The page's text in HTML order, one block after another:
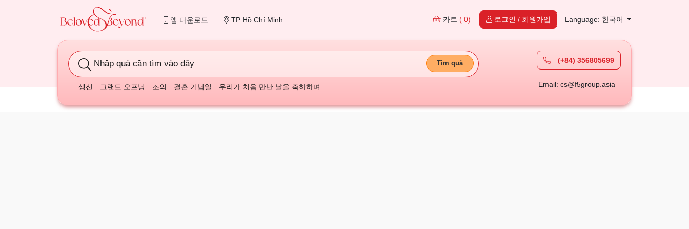
앱 다운로드 TP Hồ Chí Minh 카트 ( 0) 로그인 / 회원가입 Language: 한국어
Nhập quà cần tìm vào đây Tìm quà
생신 그랜드 오프닝 조의 결혼 기념일 우리가 처음 만난 날을 축하하며
(+84) 356805699
Email: cs@f5group.asia